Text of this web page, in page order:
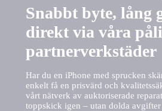
Snabbt byte, lång
direkt via våra
partnerverkstäder
Har du en iPhone med sprucken
enkelt få en prisvärd och
vårt nätverk av auktoriserade
toppskick igen – utan dolda